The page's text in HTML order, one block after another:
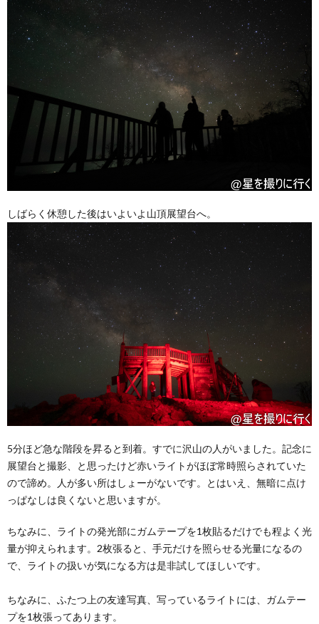
しばらく休憩した後はいよいよ山頂展望台へ。
5分ほど急な階段を昇ると到着。すでに沢山の人がいました。記念に
展望台と撮影、と思ったけど赤いライトがほぼ常時照らされていた
ので諦め。人が多い所はしょーがないです。とはいえ、無暗に点け
っぱなしは良くないと思いますが。
ちなみに、ライトの発光部にガムテープを1枚貼るだけでも程よく光
量が抑えられます。2枚張ると、手元だけを照らせる光量になるの
で、ライトの扱いが気になる方は是非試してほしいです。
ちなみに、ふたつ上の友達写真、写っているライトには、ガムテー
プを1枚張ってあります。